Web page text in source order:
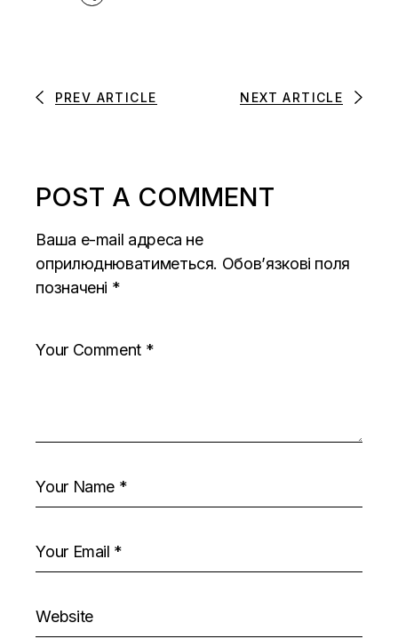
PREV ARTICLE NEXT ARTICLE
POST A COMMENT
Ваша e-mail адреса не
оприлюднюватиметься. Обов’язкові поля
позначені *